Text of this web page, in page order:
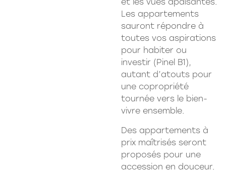
Les appartements
sauront répondre à
toutes vos aspirations
pour habiter ou
investir (Pinel B1),
autant d’atouts pour
une copropriété
tournée vers le bien-
vivre ensemble.
Des appartements à
prix maîtrisés seront
proposés pour une
accession en douceur.